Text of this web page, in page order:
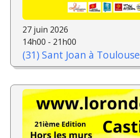
27 juin 2026
14h00 - 21h00
(31) Sant Joan à Toulouse